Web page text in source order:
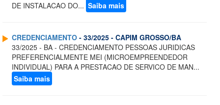
DE INSTALACAO DO... Saiba mais
CREDENCIAMENTO - 33/2025 - CAPIM GROSSO/BA
33/2025 - BA - CREDENCIAMENTO PESSOAS JURIDICAS
PREFERENCIALMENTE MEI (MICROEMPREENDEDOR
INDIVIDUAL) PARA A PRESTACAO DE SERVICO DE MAN...
Saiba mais